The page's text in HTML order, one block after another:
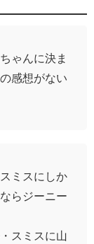
ゃんに決ま
感想がない
ミスにしか
らジーニー
スミスに山